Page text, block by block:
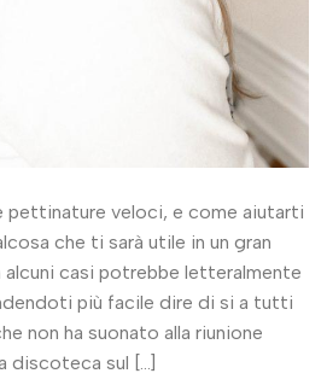
pettinature veloci, e come aiutarti
che ti sarà utile in un gran
alcuni casi potrebbe letteralmente
più facile dire di si a tutti
non ha suonato alla riunione
discoteca sul […]